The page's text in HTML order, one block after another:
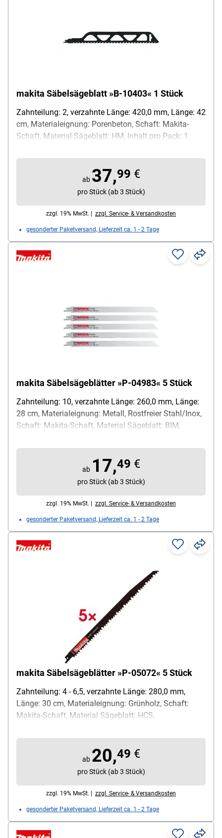
makita Säbelsägeblatt »B-10403« 1 Stück
Zahnteilung: 2, verzahnte Länge: 420,0 mm, Länge: 42
cm, Materialeignung: Porenbeton, Schaft: Makita-
Schaft, Material Sägeblatt: HM, Inhalt pro Pack: 1
ab 37,99 €
pro Stück (ab 3 Stück)
zzgl. 19% MwSt. | zzgl. Service- & Versandkosten
gesonderter Paketversand, Lieferzeit ca. 1 - 2 Tage
makita Säbelsägeblätter »P-04983« 5 Stück
Zahnteilung: 10, verzahnte Länge: 260,0 mm, Länge:
28 cm, Materialeignung: Metall, Rostfreier Stahl/Inox,
Schaft: Makita-Schaft, Material Sägeblatt: BIM,
mm / Verzahnung: Zähne gefräst und gewellt, Inhalt
ab 17,49 €
pro Stück (ab 3 Stück)
zzgl. 19% MwSt. | zzgl. Service- & Versandkosten
gesonderter Paketversand, Lieferzeit ca. 1 - 2 Tage
makita Säbelsägeblätter »P-05072« 5 Stück
Zahnteilung: 4 - 6,5, verzahnte Länge: 280,0 mm,
Länge: 30 cm, Materialeignung: Grünholz, Schaft:
Makita-Schaft, Material Sägeblatt: HCS,
mm / Verzahnung: Zähne gefräst und geschränkt,
Inhalt pro Pack: 5 Stück
ab 20,49 €
pro Stück (ab 3 Stück)
zzgl. 19% MwSt. | zzgl. Service- & Versandkosten
gesonderter Paketversand, Lieferzeit ca. 1 - 2 Tage